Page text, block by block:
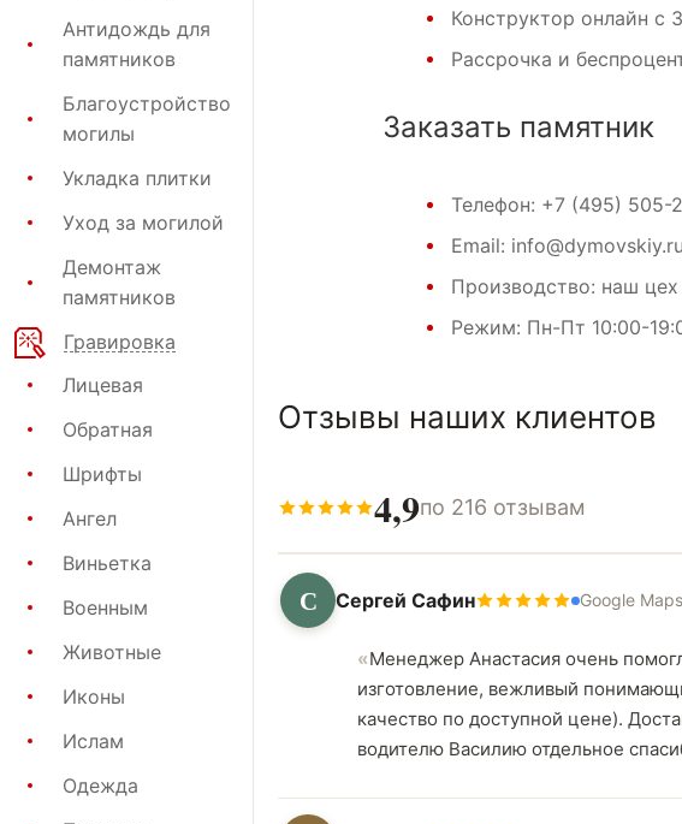
Антидождь для
памятников
Благоустройство
могилы
Укладка плитки
Уход за могилой
Демонтаж
памятников
Гравировка
Лицевая
Обратная
Шрифты
Ангел
Виньетка
Военным
Животные
Иконы
Ислам
Одежда
Конструктор онлайн с
Рассрочка и
Заказать памятник
Телефон: +7 (495) 505-
Email: info@dymovskiy.ru
Производство: наш цех
Режим: Пн-Пт 10:00-
Отзывы наших клиентов
4,9по 216 отзывам
С Сергей Сафин Google Maps
Менеджер Анастасия очень
изготовление, вежливый
качество по доступной цене).
водителю Василию отдельное